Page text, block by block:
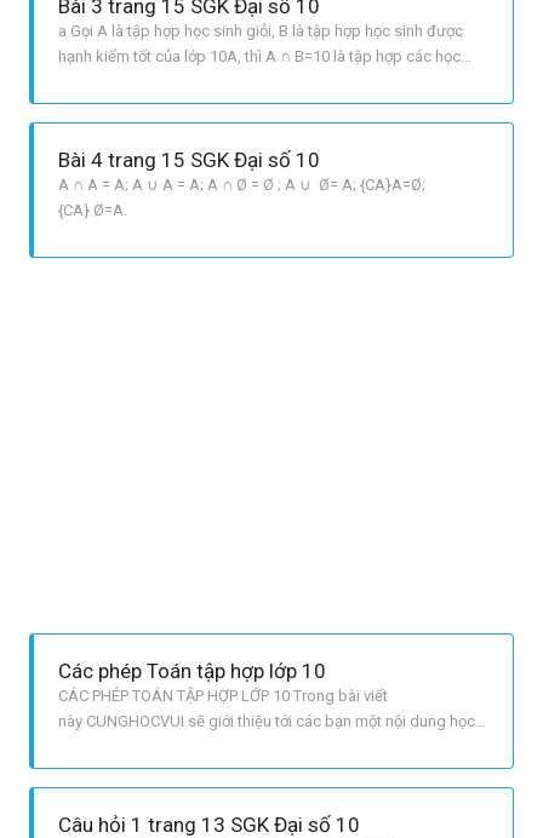
Bài 3 trang 15 SGK Đại số 10
a Gọi A là tập hợp học sinh giỏi, B là tập hợp học sinh được
hạnh kiểm tốt của lớp 10A, thì A ∩ B=10 là tập hợp các học
khen thưởng bạn đó phải có học lực giỏi hoặc hạnh kiểm tốt,
Bài 4 trang 15 SGK Đại số 10
A ∩ A = A; A ∪ A = A; A ∩ Ø = Ø ; A ∪ Ø= A; {CA}A=Ø;
{CA} Ø=A.
Các phép Toán tập hợp lớp 10
CÁC PHÉP TOÁN TẬP HỢP LỚP 10 Trong bài viết
này CUNGHOCVUI sẽ giới thiệu tới các bạn một nội dung học
THUYẾT 1. TẬP HỢP ĐỊNH NGHĨA: Trong toán học, tập hợp có
hạn các đối tượng nào
Câu hỏi 1 trang 13 SGK Đại số 10